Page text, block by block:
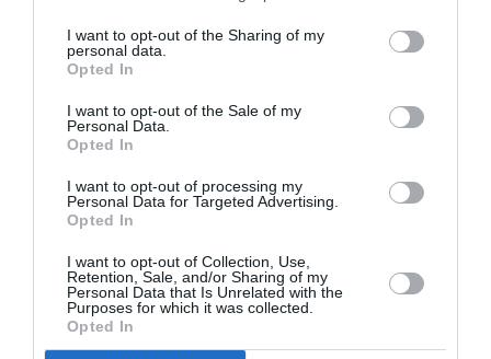
I want to opt-out of the Sharing of my
personal data.
Opted In
I want to opt-out of the Sale of my
Personal Data.
Opted In
I want to opt-out of processing my
Personal Data for Targeted Advertising.
Opted In
I want to opt-out of Collection, Use,
Retention, Sale, and/or Sharing of my
Personal Data that Is Unrelated with the
Purposes for which it was collected.
Opted In